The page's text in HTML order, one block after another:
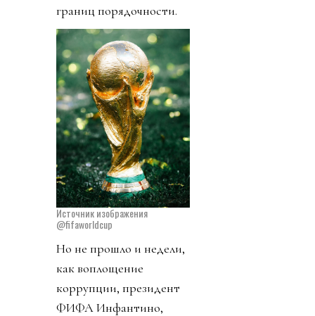
границ порядочности.
Источник изображения
@fifaworldcup
Но не прошло и недели,
как воплощение
коррупции, президент
ФИФА Инфантино,